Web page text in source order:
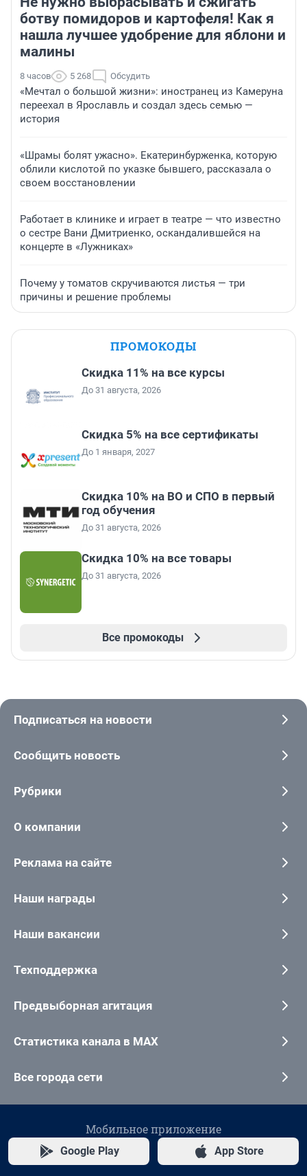
ботву помидоров и картофеля! Как я
нашла лучшее удобрение для яблони и
малины
8 часов 5 268 Обсудить
«Мечтал о большой жизни»: иностранец из Камеруна
переехал в Ярославль и создал здесь семью —
история
«Шрамы болят ужасно». Екатеринбурженка, которую
облили кислотой по указке бывшего, рассказала о
своем восстановлении
Работает в клинике и играет в театре — что известно
о сестре Вани Дмитриенко, оскандалившейся на
концерте в «Лужниках»
Почему у томатов скручиваются листья — три
причины и решение проблемы
ПРОМОКОДЫ
Скидка 11% на все курсы
До 31 августа, 2026
Скидка 5% на все сертификаты
До 1 января, 2027
Скидка 10% на ВО и СПО в первый
год обучения
До 31 августа, 2026
Скидка 10% на все товары
До 31 августа, 2026
Все промокоды
Подписаться на новости
Сообщить новость
Рубрики
О компании
Реклама на сайте
Наши награды
Наши вакансии
Техподдержка
Предвыборная агитация
Статистика канала в MAX
Все города сети
Мобильное приложение
Google Play App Store